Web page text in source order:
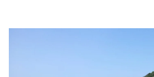
神社へ抜ける散...